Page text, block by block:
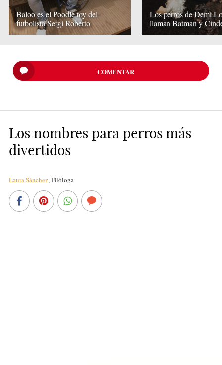
Baloo es el Poodle toy del
futbolista Sergi Roberto
Los perros de Demi
llaman Batman y
COMENTAR
Los nombres para perros más
divertidos
Laura Sánchez,Filóloga